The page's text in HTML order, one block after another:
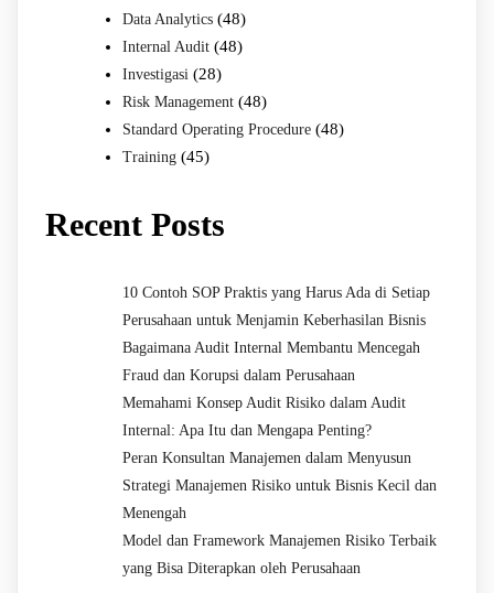
Data Analytics (48)
Internal Audit (48)
Investigasi (28)
Risk Management (48)
Standard Operating Procedure (48)
Training (45)
Recent Posts
10 Contoh SOP Praktis yang Harus Ada di Setiap
Perusahaan untuk Menjamin Keberhasilan Bisnis
Bagaimana Audit Internal Membantu Mencegah
Fraud dan Korupsi dalam Perusahaan
Memahami Konsep Audit Risiko dalam Audit
Internal: Apa Itu dan Mengapa Penting?
Peran Konsultan Manajemen dalam Menyusun
Strategi Manajemen Risiko untuk Bisnis Kecil dan
Menengah
Model dan Framework Manajemen Risiko Terbaik
yang Bisa Diterapkan oleh Perusahaan